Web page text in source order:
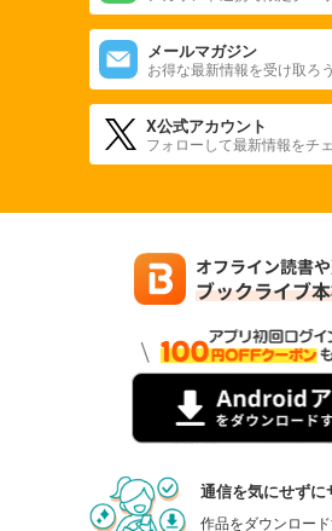
メールマガジン
お得な最新情報を受け取ろ
X公式アカウント
フォローして最新情報をチ
通信を気にせずに
作品をダウンロー